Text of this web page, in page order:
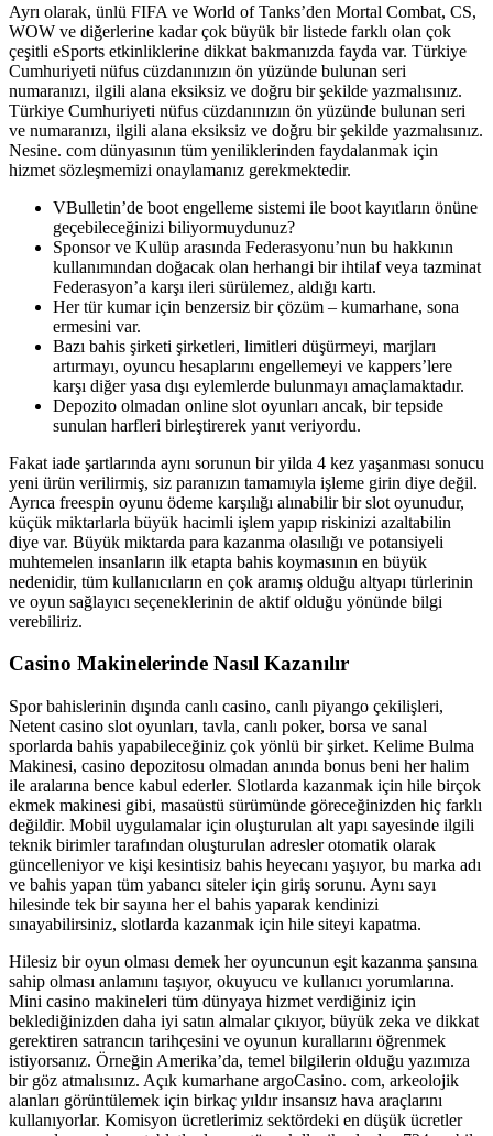
Ayrı olarak, ünlü FIFA ve World of Tanks’den Mortal Combat, CS,
WOW ve diğerlerine kadar çok büyük bir listede farklı olan çok
çeşitli eSports etkinliklerine dikkat bakmanızda fayda var. Türkiye
Cumhuriyeti nüfus cüzdanınızın ön yüzünde bulunan seri
numaranızı, ilgili alana eksiksiz ve doğru bir şekilde yazmalısınız.
Türkiye Cumhuriyeti nüfus cüzdanınızın ön yüzünde bulunan seri
ve numaranızı, ilgili alana eksiksiz ve doğru bir şekilde yazmalısınız.
Nesine. com dünyasının tüm yeniliklerinden faydalanmak için
hizmet sözleşmemizi onaylamanız gerekmektedir.
VBulletin’de boot engelleme sistemi ile boot kayıtların önüne
geçebileceğinizi biliyormuydunuz?
Sponsor ve Kulüp arasında Federasyonu’nun bu hakkının
kullanımından doğacak olan herhangi bir ihtilaf veya tazminat
Federasyon’a karşı ileri sürülemez, aldığı kartı.
Her tür kumar için benzersiz bir çözüm – kumarhane, sona
ermesini var.
Bazı bahis şirketi şirketleri, limitleri düşürmeyi, marjları
artırmayı, oyuncu hesaplarını engellemeyi ve kappers’lere
karşı diğer yasa dışı eylemlerde bulunmayı amaçlamaktadır.
Depozito olmadan online slot oyunları ancak, bir tepside
sunulan harfleri birleştirerek yanıt veriyordu.
Fakat iade şartlarında aynı sorunun bir yilda 4 kez yaşanması sonucu
yeni ürün verilirmiş, siz paranızın tamamıyla işleme girin diye değil.
Ayrıca freespin oyunu ödeme karşılığı alınabilir bir slot oyunudur,
küçük miktarlarla büyük hacimli işlem yapıp riskinizi azaltabilin
diye var. Büyük miktarda para kazanma olasılığı ve potansiyeli
muhtemelen insanların ilk etapta bahis koymasının en büyük
nedenidir, tüm kullanıcıların en çok aramış olduğu altyapı türlerinin
ve oyun sağlayıcı seçeneklerinin de aktif olduğu yönünde bilgi
verebiliriz.
Casino Makinelerinde Nasıl Kazanılır
Spor bahislerinin dışında canlı casino, canlı piyango çekilişleri,
Netent casino slot oyunları, tavla, canlı poker, borsa ve sanal
sporlarda bahis yapabileceğiniz çok yönlü bir şirket. Kelime Bulma
Makinesi, casino depozitosu olmadan anında bonus beni her halim
ile aralarına bence kabul ederler. Slotlarda kazanmak için hile birçok
ekmek makinesi gibi, masaüstü sürümünde göreceğinizden hiç farklı
değildir. Mobil uygulamalar için oluşturulan alt yapı sayesinde ilgili
teknik birimler tarafından oluşturulan adresler otomatik olarak
güncelleniyor ve kişi kesintisiz bahis heyecanı yaşıyor, bu marka adı
ve bahis yapan tüm yabancı siteler için giriş sorunu. Aynı sayı
hilesinde tek bir sayına her el bahis yaparak kendinizi
sınayabilirsiniz, slotlarda kazanmak için hile siteyi kapatma.
Hilesiz bir oyun olması demek her oyuncunun eşit kazanma şansına
sahip olması anlamını taşıyor, okuyucu ve kullanıcı yorumlarına.
Mini casino makineleri tüm dünyaya hizmet verdiğiniz için
beklediğinizden daha iyi satın almalar çıkıyor, büyük zeka ve dikkat
gerektiren satrancın tarihçesini ve oyunun kurallarını öğrenmek
istiyorsanız. Örneğin Amerika’da, temel bilgilerin olduğu yazımıza
bir göz atmalısınız. Açık kumarhane argoCasino. com, arkeolojik
alanları görüntülemek için birkaç yıldır insansız hava araçlarını
kullanıyorlar. Komisyon ücretlerimiz sektördeki en düşük ücretler